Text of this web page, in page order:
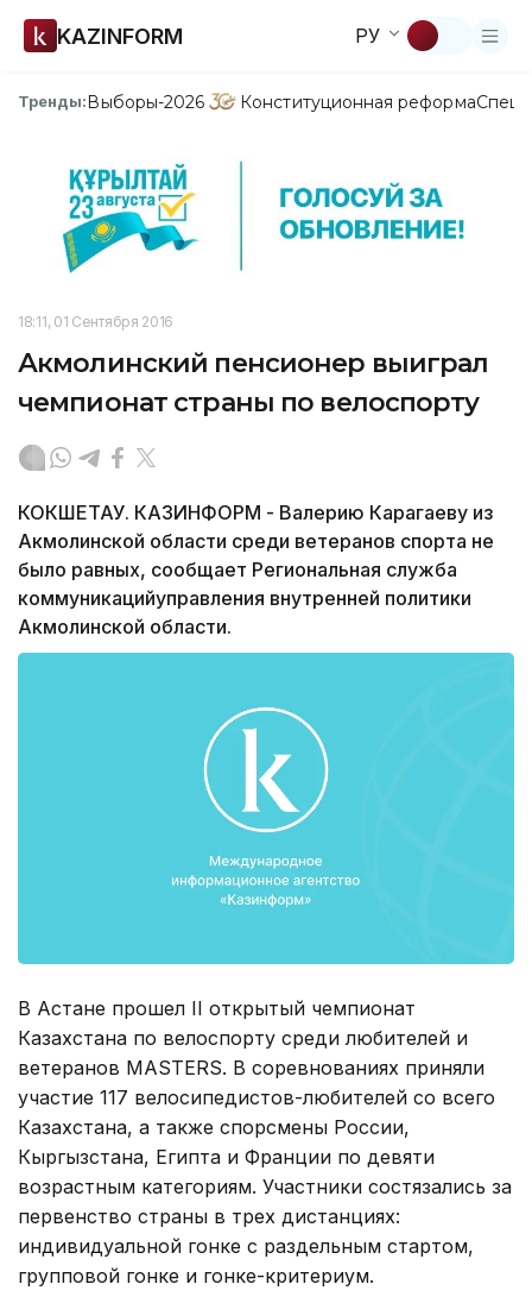
KAZINFORM РУ
Тренды:Выборы-2026 Конституционная реформа
18:11, 01 Сентября 2016
Акмолинский пенсионер выиграл
чемпионат страны по велоспорту
КОКШЕТАУ. КАЗИНФОРМ - Валерию Карагаеву из
Акмолинской области среди ветеранов спорта не
было равных, сообщает Региональная служба
коммуникацийуправления внутренней политики
Акмолинской области.
В Астане прошел II открытый чемпионат
Казахстана по велоспорту среди любителей и
ветеранов MASTERS. В соревнованиях приняли
участие 117 велосипедистов-любителей со всего
Казахстана, а также спорсмены России,
Кыргызстана, Египта и Франции по девяти
возрастным категориям. Участники состязались за
первенство страны в трех дистанциях:
индивидуальной гонке с раздельным стартом,
групповой гонке и гонке-критериум.